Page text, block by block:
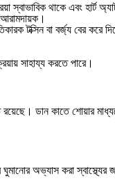
থাকে এবং হার্ট
টক্সিন বা বর্জ্য বের করে
সাহায্য করতে পারে।
ডান কাতে শোয়ার
অভ্যাস করা স্বাস্থ্যের